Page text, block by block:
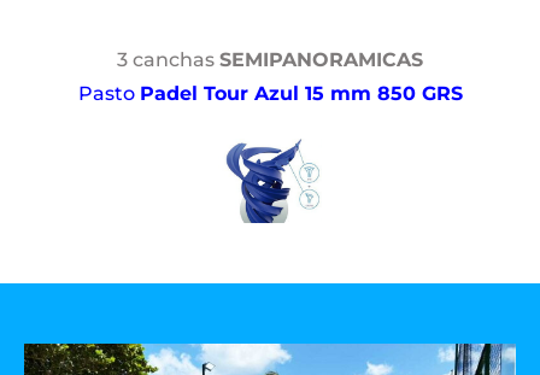
3 canchas SEMIPANORAMICAS
Pasto Padel Tour Azul 15 mm 850 GRS